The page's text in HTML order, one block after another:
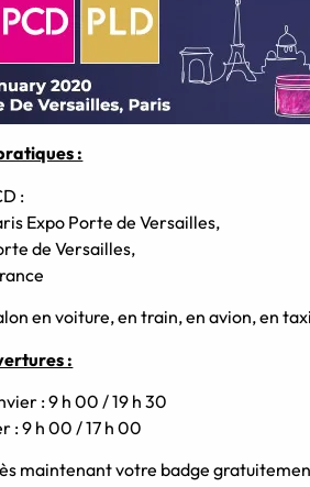
:
:
Expo Porte de Versailles,
de Versailles,
en voiture, en train, en avion, en
:
: 9 h 00 / 19 h 30
: 9 h 00 / 17 h 00
maintenant votre badge